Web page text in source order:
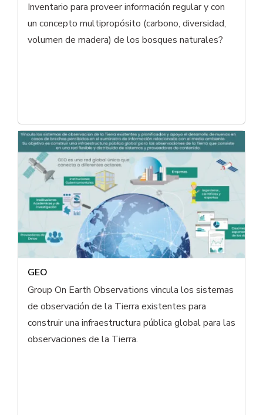
Inventario para proveer información regular y con
un concepto multipropósito (carbono, diversidad,
volumen de madera) de los bosques naturales?
GEO
Group On Earth Observations vincula los sistemas
de observación de la Tierra existentes para
construir una infraestructura pública global para las
observaciones de la Tierra.